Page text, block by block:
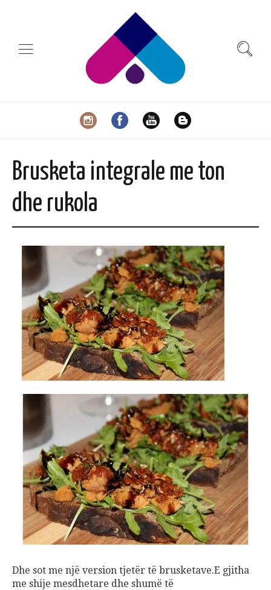
Brusketa integrale me ton
dhe rukola
Dhe sot me një version tjetër të brusketave.E gjitha
me shije mesdhetare dhe shumë të